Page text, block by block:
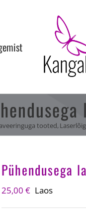
tooted
Pühendusega
25,00 € Laos